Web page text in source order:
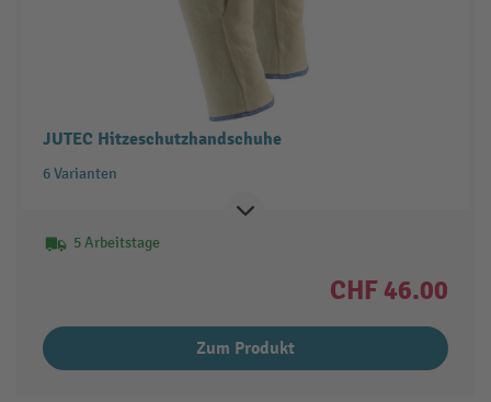
JUTEC Hitzeschutzhandschuhe
6 Varianten
5 Arbeitstage
CHF 46.00
Zum Produkt